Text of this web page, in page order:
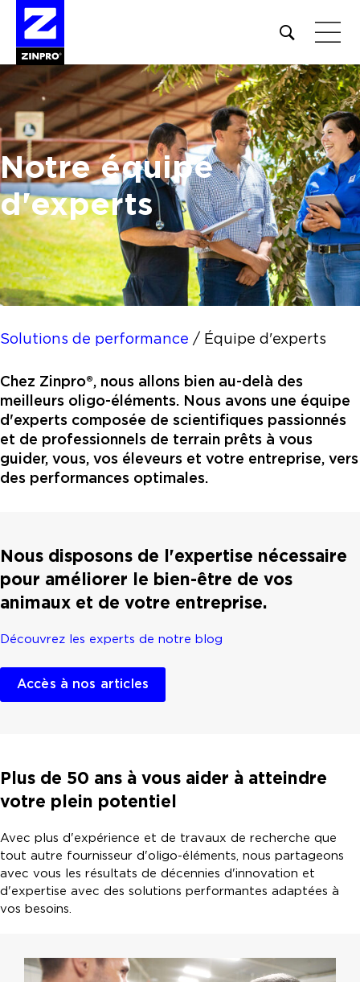
Open
site
search
form
Rechercher :
Notre équipe
d'experts
Solutions de performance / Équipe d'experts
Chez Zinpro®, nous allons bien au-delà des
meilleurs oligo-éléments. Nous avons une équipe
d'experts composée de scientifiques passionnés
et de professionnels de terrain prêts à vous
guider, vous, vos éleveurs et votre entreprise, vers
des performances optimales.
Nous disposons de l'expertise nécessaire
pour améliorer le bien-être de vos
animaux et de votre entreprise.
Découvrez les experts de notre blog
Accès à nos articles
Plus de 50 ans à vous aider à atteindre
votre plein potentiel
Avec plus d'expérience et de travaux de recherche que
tout autre fournisseur d'oligo-éléments, nous partageons
avec vous les résultats de décennies d'innovation et
d'expertise avec des solutions performantes adaptées à
vos besoins.